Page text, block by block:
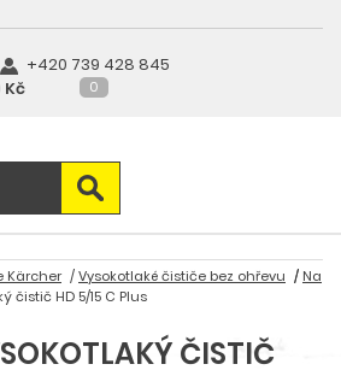
+420 739 428 845
Kč 0
Kärcher Vysokotlaké čističe bez ohřevu
Na
čistič HD 5/15 C Plus
ČISTIČ